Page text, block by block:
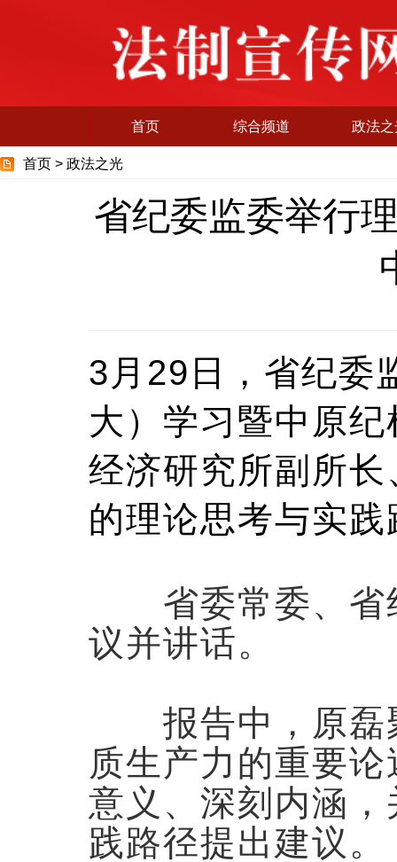
首页 综合频道 政法之
首页 > 政法之光
省纪委监委举行
3月29日，省纪委
大）学习暨中原
经济研究所副所
的理论思考与实
省委常委、省
议并讲话。
报告中，原磊
质生产力的重要
意义、深刻内涵
践路径提出建议。